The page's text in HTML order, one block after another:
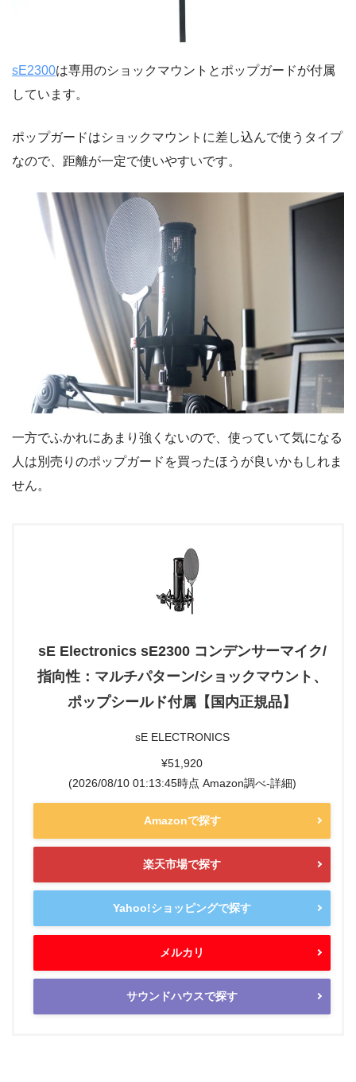
sE2300は専用のショックマウントとポップガードが付属
しています。
ポップガードはショックマウントに差し込んで使うタイプ
なので、距離が一定で使いやすいです。
一方でふかれにあまり強くないので、使っていて気になる
人は別売りのポップガードを買ったほうが良いかもしれま
せん。
sE Electronics sE2300 コンデンサーマイク/
指向性：マルチパターン/ショックマウント、
ポップシールド付属【国内正規品】
sE ELECTRONICS
¥51,920
(2026/08/10 01:13:45時点 Amazon調べ-詳細)
Amazonで探す
楽天市場で探す
Yahoo!ショッピングで探す
メルカリ
サウンドハウスで探す